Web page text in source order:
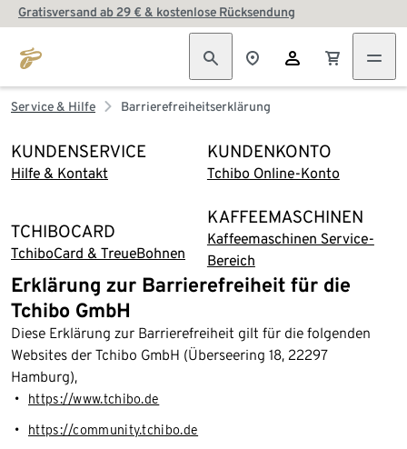
Gratisversand ab 29 € & kostenlose Rücksendung
Service & Hilfe Barrierefreiheitserklärung
KUNDENSERVICE
Hilfe & Kontakt
KUNDENKONTO
Tchibo Online-Konto
TCHIBOCARD
TchiboCard & TreueBohnen
KAFFEEMASCHINEN
Kaffeemaschinen Service-
Bereich
Erklärung zur Barrierefreiheit für die
Tchibo GmbH
Diese Erklärung zur Barrierefreiheit gilt für die folgenden
Websites der Tchibo GmbH (Überseering 18, 22297
Hamburg),
https://www.tchibo.de
https://community.tchibo.de